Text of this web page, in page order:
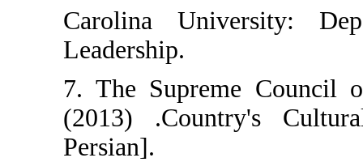
Carolina
Leadership.
7. The Supreme
(2013)
Persian].